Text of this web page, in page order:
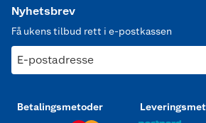
Nyhetsbrev
Få ukens tilbud rett i e-postkassen
E-postadresse
Betalingsmetoder